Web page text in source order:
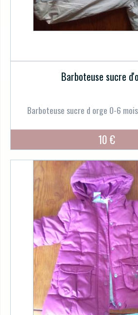
Barboteuse sucre
Barboteuse sucre d orge 0-6
10 €